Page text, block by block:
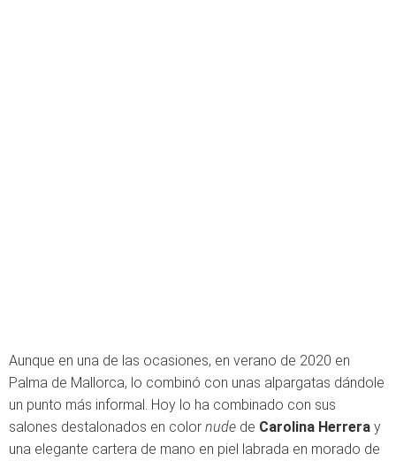
Aunque en una de las ocasiones, en verano de 2020 en
Palma de Mallorca, lo combinó con unas alpargatas dándole
un punto más informal. Hoy lo ha combinado con sus
salones destalonados en color nude de Carolina Herrera y
una elegante cartera de mano en piel labrada en morado de